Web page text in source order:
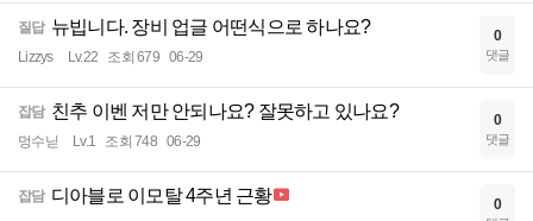
질답 뉴빕니다. 장비 업글 어떤식으로 하나요?
Lizzys Lv.22 조회 679 06-29
0
댓글
잡담 친추 이벤 저만 안되나요? 잘못하고 있나요?
멍수닏 Lv.1 조회 748 06-29
0
댓글
잡담 디아블로 이모탈 4주년 근황 0